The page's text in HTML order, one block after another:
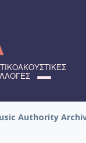
GR-As-MTH-
GR-As-MTH-
GR-As-MTH-
GR-As-MTH-
Authority